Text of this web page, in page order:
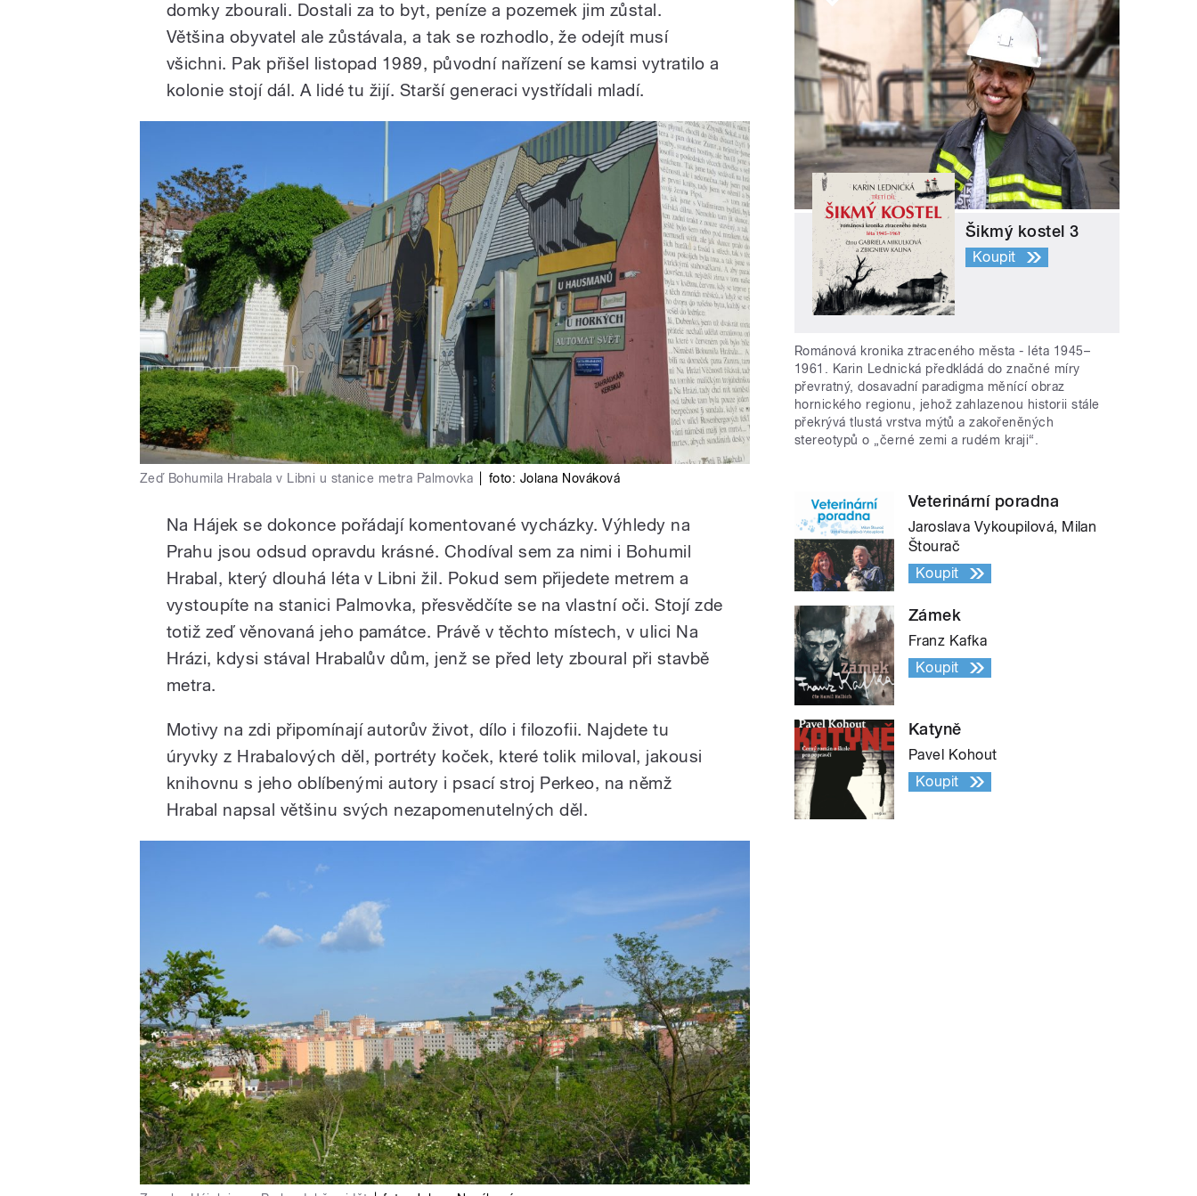
domky zbourali. Dostali za to byt, peníze a pozemek jim zůstal.
Většina obyvatel ale zůstávala, a tak se rozhodlo, že odejít musí
všichni. Pak přišel listopad 1989, původní nařízení se kamsi vytratilo a
kolonie stojí dál. A lidé tu žijí. Starší generaci vystřídali mladí.
Zeď Bohumila Hrabala v Libni u stanice metra Palmovka foto: Jolana Nováková
Na Hájek se dokonce pořádají komentované vycházky. Výhledy na
Prahu jsou odsud opravdu krásné. Chodíval sem za nimi i Bohumil
Hrabal, který dlouhá léta v Libni žil. Pokud sem přijedete metrem a
vystoupíte na stanici Palmovka, přesvědčíte se na vlastní oči. Stojí zde
totiž zeď věnovaná jeho památce. Právě v těchto místech, v ulici Na
Hrázi, kdysi stával Hrabalův dům, jenž se před lety zboural při stavbě
metra.
Motivy na zdi připomínají autorův život, dílo i filozofii. Najdete tu
úryvky z Hrabalových děl, portréty koček, které tolik miloval, jakousi
knihovnu s jeho oblíbenými autory i psací stroj Perkeo, na němž
Hrabal napsal většinu svých nezapomenutelných děl.
Šikmý kostel 3
Koupit
Románová kronika ztraceného města - léta 1945–
1961. Karin Lednická předkládá do značné míry
převratný, dosavadní paradigma měnící obraz
hornického regionu, jehož zahlazenou historii stále
překrývá tlustá vrstva mýtů a zakořeněných
stereotypů o „černé zemi a rudém kraji“.
Veterinární poradna
Jaroslava Vykoupilová, Milan
Štourač
Koupit
Zámek
Franz Kafka
Koupit
Katyně
Pavel Kohout
Koupit